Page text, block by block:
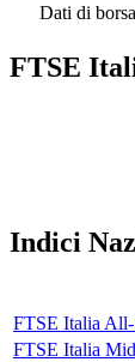
Dati di
FTSE
Indici
FTSE Italia All-
FTSE Italia